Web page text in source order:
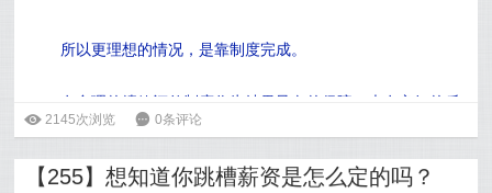
所以更理想的情况，是靠制度完成。
有合理的绩效评估制度作为结果导向的保障，也有良好的反
馈激励薪酬制度留住人，让员工能够安心地干着会被认可的活
儿，不断地在对方可能会有这样念头的时候丢出一个对方想要的
胡萝卜。
ė 2145次浏览 6 0条评论
【255】想知道你跳槽薪资是怎么定的吗？